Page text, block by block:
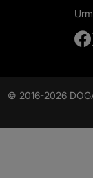
© 2016-2026